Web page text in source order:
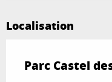
Localisation
Parc Castel